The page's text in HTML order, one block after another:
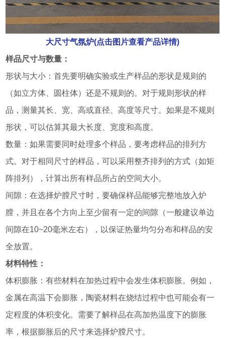
大尺寸气氛炉(点击图片查看产品详情)
样品尺寸与数量：
形状与大小：首先要明确实验或生产样品的形状是规则的
（如立方体、圆柱体）还是不规则的。对于规则形状的样
品，测量其长、宽、高或直径、高度等尺寸。如果是不规则
形状，可以估算其最大长度、宽度和高度。
数量：如果需要同时处理多个样品，要考虑样品的排列方
式。对于相同尺寸的样品，可以采用整齐排列的方式（如矩
阵排列），计算出所有样品所占的空间大小。
间隙：在选择炉膛尺寸时，要确保样品能够完整地放入炉
膛，并且在各个方向上至少留有一定的间隙（一般建议单边
间隙在10~20毫米左右），以保证热量均匀分布和样品的安
全放置。
材料特性：
体积膨胀：有些材料在加热过程中会发生体积膨胀。例如，
金属在高温下会膨胀，陶瓷材料在烧结过程中也可能会有一
定程度的体积变化。需要了解样品在高加热温度下的膨胀
率，根据膨胀后的尺寸来选择炉膛尺寸。